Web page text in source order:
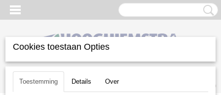
Inloggen Registreren
(0)
Cookies toestaan Opties
Toestemming Details Over